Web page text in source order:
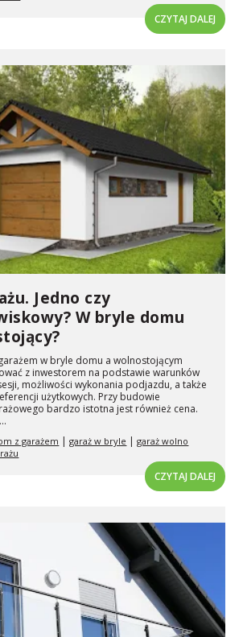
CZYTAJ DALEJ
Jedno czy
W bryle domu
w bryle domu a wolnostojącym
z inwestorem na podstawie warunków
możliwości wykonania podjazdu, a także
użytkowych. Przy budowie
bardzo istotna jest również cena.
z garażem |garaż w bryle |garaż wolno
CZYTAJ DALEJ